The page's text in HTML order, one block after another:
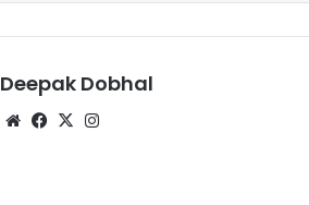
Deepak Dobhal
We Fa
X